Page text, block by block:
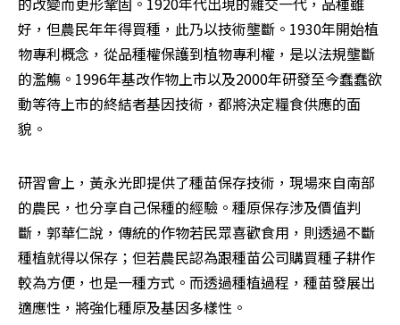
好，但農民年年得買種，此乃以技術壟斷。1930年開始植
物專利概念，從品種權保護到植物專利權，是以法規壟斷
的濫觴。1996年基改作物上市以及2000年研發至今蠢蠢欲
動等待上市的終結者基因技術，都將決定糧食供應的面
貌。
研習會上，黃永光即提供了種苗保存技術，現場來自南部
的農民，也分享自己保種的經驗。種原保存涉及價值判
斷，郭華仁說，傳統的作物若民眾喜歡食用，則透過不斷
種植就得以保存；但若農民認為跟種苗公司購買種子耕作
較為方便，也是一種方式。而透過種植過程，種苗發展出
適應性，將強化種原及基因多樣性。